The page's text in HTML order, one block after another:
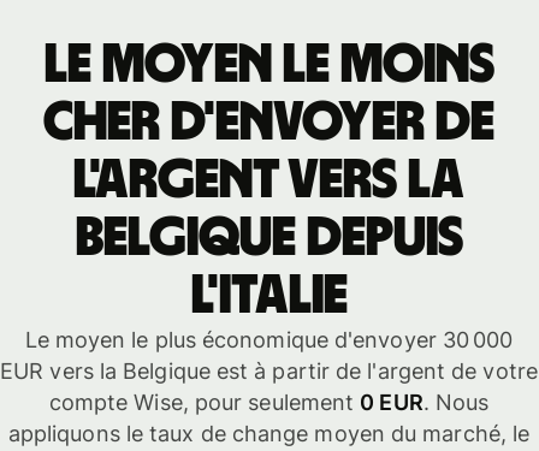
Le moyen le moins
cher d'envoyer de
l'argent vers la
Belgique depuis
l'Italie
Le moyen le plus économique d'envoyer 30 000
EUR vers la Belgique est à partir de l'argent de votre
compte Wise, pour seulement 0 EUR. Nous
appliquons le taux de change moyen du marché, le